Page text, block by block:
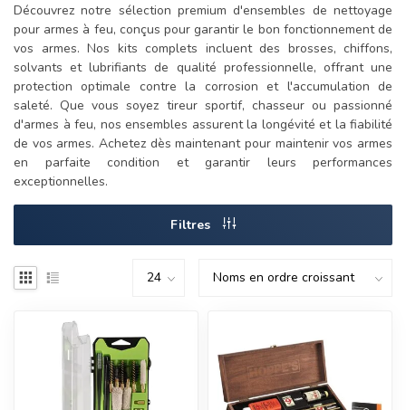
Découvrez notre sélection premium d'ensembles de nettoyage
pour armes à feu, conçus pour garantir le bon fonctionnement de
vos armes. Nos kits complets incluent des brosses, chiffons,
solvants et lubrifiants de qualité professionnelle, offrant une
protection optimale contre la corrosion et l'accumulation de
saleté. Que vous soyez tireur sportif, chasseur ou passionné
d'armes à feu, nos ensembles assurent la longévité et la fiabilité
de vos armes. Achetez dès maintenant pour maintenir vos armes
en parfaite condition et garantir leurs performances
exceptionnelles.
Filtres